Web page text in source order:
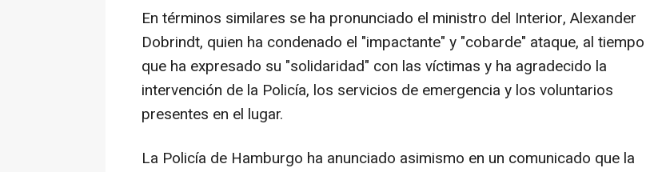
En términos similares se ha pronunciado el ministro del Interior, Alexander
Dobrindt, quien ha condenado el "impactante" y "cobarde" ataque, al tiempo
que ha expresado su "solidaridad" con las víctimas y ha agradecido la
intervención de la Policía, los servicios de emergencia y los voluntarios
presentes en el lugar.
La Policía de Hamburgo ha anunciado asimismo en un comunicado que la